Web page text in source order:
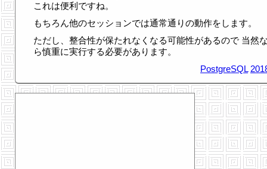
これは便利ですね。
もちろん他のセッションでは通常通りの動作をします。
ただし、整合性が保たれなくなる可能性があるので 当然
ら慎重に実行する必要があります。
PostgreSQL